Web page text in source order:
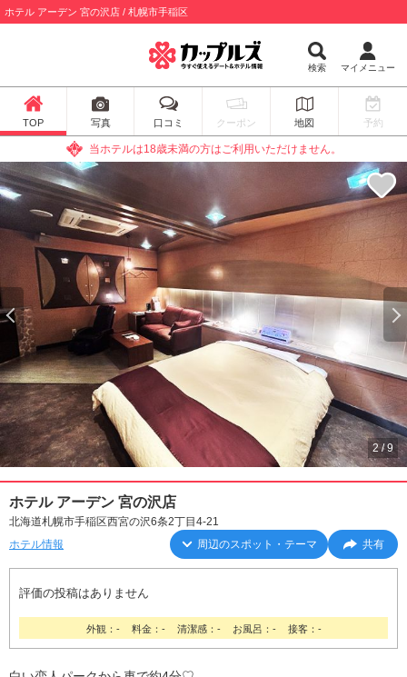
ホテル アーデン 宮の沢店 / 札幌市手稲区
検索 マイメニュー
TOP 写真 口コミ クーポン 地図 予約
当ホテルは18歳未満の方はご利用いただけません。
2/9
ホテル アーデン 宮の沢店
北海道札幌市手稲区西宮の沢6条2丁目4-21
ホテル情報
周辺のスポット・テーマ 共有
評価の投稿はありません
外観：- 料金：- 清潔感：- お風呂：- 接客：-